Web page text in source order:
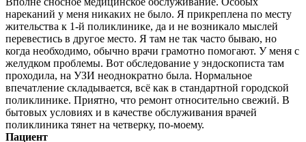
нареканий у меня никаких не было. Я прикреплена по месту
жительства к 1-й поликлинике, да и не возникало мыслей
перевестись в другое место. Я там не так часто бываю, но
когда необходимо, обычно врачи грамотно помогают. У меня с
желудком проблемы. Вот обследование у эндоскописта там
проходила, на УЗИ неоднократно была. Нормальное
впечатление складывается, всё как в стандартной городской
поликлинике. Приятно, что ремонт относительно свежий. В
бытовых условиях и в качестве обслуживания врачей
поликлиника тянет на четверку, по-моему.
Пациент